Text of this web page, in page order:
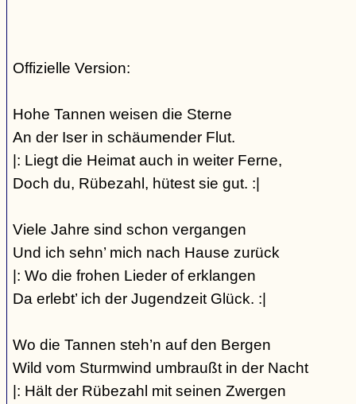
Offizielle Version:
Hohe Tannen weisen die Sterne
An der Iser in schäumender Flut.
|: Liegt die Heimat auch in weiter Ferne,
Doch du, Rübezahl, hütest sie gut. :|
Viele Jahre sind schon vergangen
Und ich sehn’ mich nach Hause zurück
|: Wo die frohen Lieder of erklangen
Da erlebt’ ich der Jugendzeit Glück. :|
Wo die Tannen steh’n auf den Bergen
Wild vom Sturmwind umbraußt in der Nacht
|: Hält der Rübezahl mit seinen Zwergen